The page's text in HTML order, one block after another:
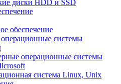
диски HDD и SSD
обеспечение
системы
операционные системы
система Linux, Unix